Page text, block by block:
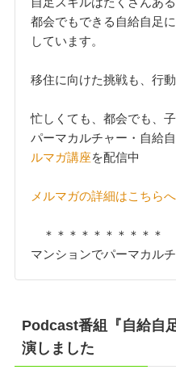
都会でもできる自給自足
しています。
移住に向けた挑戦も、行
忙しくても、都会でも、
パーマカルチャー・自給
ルマガ講座を配信中
メルマガの詳細はこちらへ
＊＊＊＊＊＊＊＊＊＊
マンションでパーマカル
Podcast番組『自給自
演しました